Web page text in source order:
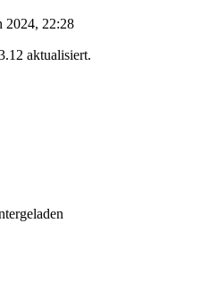
2024, 22:28
aktualisiert.